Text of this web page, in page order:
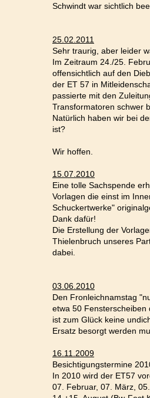
Schwindt war sichtlich
25.02.2011
Sehr traurig, aber leider
Im Zeitraum 24./25.
offensichtlich auf den
der ET 57 in
passierte mit den
Transformatoren schwer
Natürlich haben wir bei
ist?
Wir hoffen.
15.07.2010
Eine tolle Sachspende
Vorlagen die einst im
Schuckertwerke"
Dank dafür!
Die Erstellung der
Thielenbruch unseres
dabei.
03.06.2010
Den Fronleichnamstag
etwa 50
ist zum Glück keine
Ersatz besorgt werden
16.11.2009
Besichtigungstermine
In 2010 wird der ET57
07. Februar, 07. März,